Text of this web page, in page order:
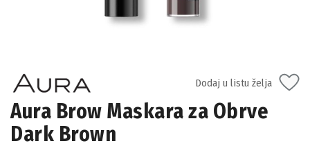
Dodaj u listu želja
Aura Brow Maskara za Obrve
Dark Brown